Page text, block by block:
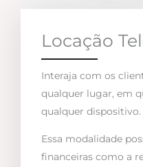
Locação
Interaja com os
qualquer lugar, em
qualquer dispositivo.
Essa modalidade
financeiras como a